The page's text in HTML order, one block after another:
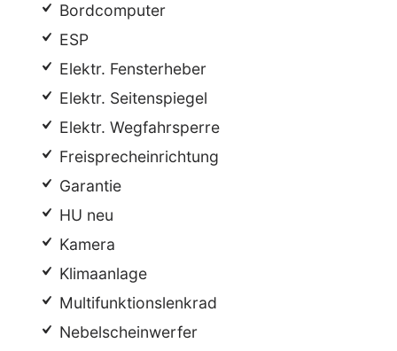
Bordcomputer
ESP
Elektr. Fensterheber
Elektr. Seitenspiegel
Elektr. Wegfahrsperre
Freisprecheinrichtung
Garantie
HU neu
Kamera
Klimaanlage
Multifunktionslenkrad
Nebelscheinwerfer